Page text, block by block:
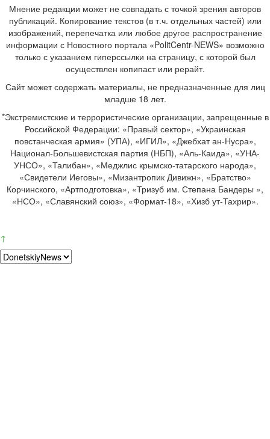
Мнение редакции может не совпадать с точкой зрения авторов
публикаций. Копирование текстов (в т.ч. отдельных частей) или
изображений, перепечатка или любое другое распространение
информации с Новостного портала «PolitCentr-NEWS» возможно
только с указанием гиперссылки на страницу, с которой был
осуществлен копипаст или рерайт.
Сайт может содержать материалы, не предназначенные для лиц
младше 18 лет.
*Экстремистские и террористические организации, запрещенные в
Российской Федерации: «Правый сектор», «Украинская
повстанческая армия» (УПА), «ИГИЛ», «Джебхат ан-Нусра»,
Национал-Большевистская партия (НБП), «Аль-Каида», «УНА-
УНСО», «Талибан», «Меджлис крымско-татарского народа»,
«Свидетели Иеговы», «Мизантропик Дивижн», «Братство»
Корчинского, «Артподготовка», «Тризуб им. Степана Бандеры »,
«НСО», «Славянский союз», «Формат-18», «Хизб ут-Тахрир».
↑